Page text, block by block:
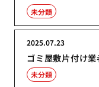
未分類
ゴミ屋敷片付け
2025.07.23
未分類